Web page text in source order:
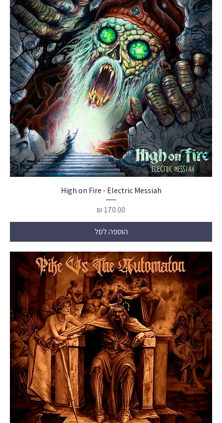
High on Fire - Electric Messiah
מחיר
הוספה לסל